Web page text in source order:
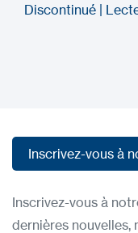
Discontinué |
Inscrivez-vous à
Inscrivez-vous à
dernières